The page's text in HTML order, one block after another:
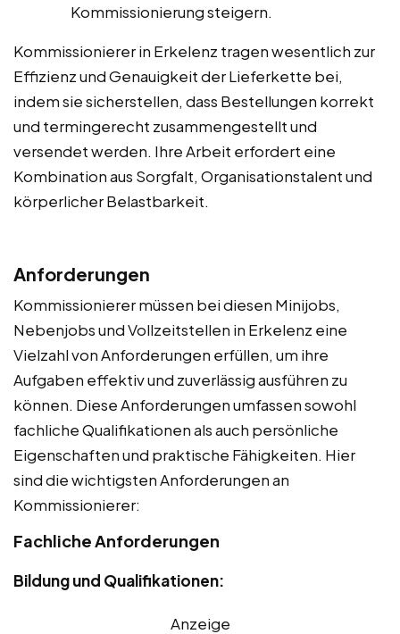
Kommissionierung steigern.
Kommissionierer in Erkelenz tragen wesentlich zur
Effizienz und Genauigkeit der Lieferkette bei,
indem sie sicherstellen, dass Bestellungen korrekt
und termingerecht zusammengestellt und
versendet werden. Ihre Arbeit erfordert eine
Kombination aus Sorgfalt, Organisationstalent und
körperlicher Belastbarkeit.
Anforderungen
Kommissionierer müssen bei diesen Minijobs,
Nebenjobs und Vollzeitstellen in Erkelenz eine
Vielzahl von Anforderungen erfüllen, um ihre
Aufgaben effektiv und zuverlässig ausführen zu
können. Diese Anforderungen umfassen sowohl
fachliche Qualifikationen als auch persönliche
Eigenschaften und praktische Fähigkeiten. Hier
sind die wichtigsten Anforderungen an
Kommissionierer:
Fachliche Anforderungen
Bildung und Qualifikationen:
Anzeige